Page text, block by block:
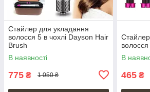
Стайлер для укладання
волосся 5 в чохлі Dayson Hair
Brush
В наявності
775 ₴ 1 050 ₴
В
465 ₴